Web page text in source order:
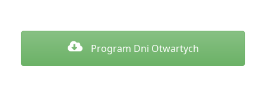
Program Dni Otwartych